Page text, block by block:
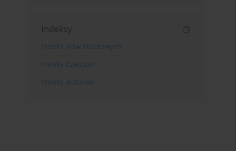
Indeksy
Indeks słów kluczowych
Indeks dziedzin
Indeks autorów